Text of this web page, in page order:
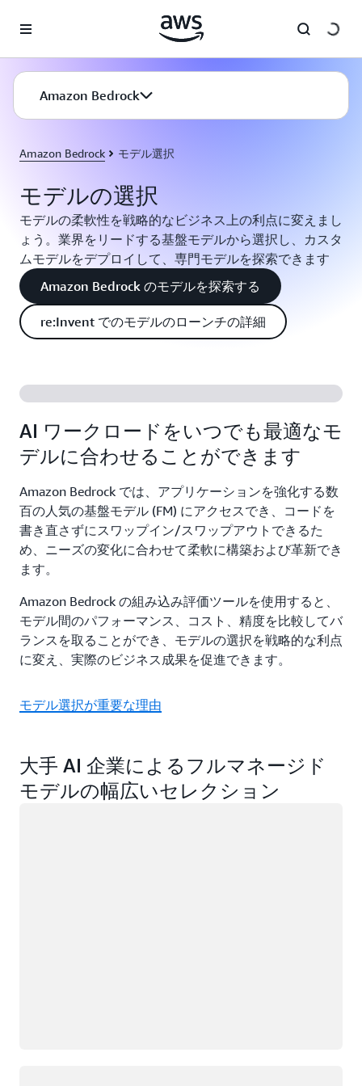
Amazon Bedrock
Amazon Bedrock モデル選択
モデルの選択
モデルの柔軟性を戦略的なビジネス上の利点に変えまし
ょう。業界をリードする基盤モデルから選択し、カスタ
ムモデルをデプロイして、専門モデルを探索できます
Amazon Bedrock のモデルを探索する
re:Invent でのモデルのローンチの詳細
AI ワークロードをいつでも最適なモ
デルに合わせることができます
Amazon Bedrock では、アプリケーションを強化する数
百の人気の基盤モデル (FM) にアクセスでき、コードを
書き直さずにスワップイン/スワップアウトできるた
め、ニーズの変化に合わせて柔軟に構築および革新でき
ます。
Amazon Bedrock の組み込み評価ツールを使用すると、
モデル間のパフォーマンス、コスト、精度を比較してバ
ランスを取ることができ、モデルの選択を戦略的な利点
に変え、実際のビジネス成果を促進できます。
モデル選択が重要な理由
大手 AI 企業によるフルマネージド
モデルの幅広いセレクション